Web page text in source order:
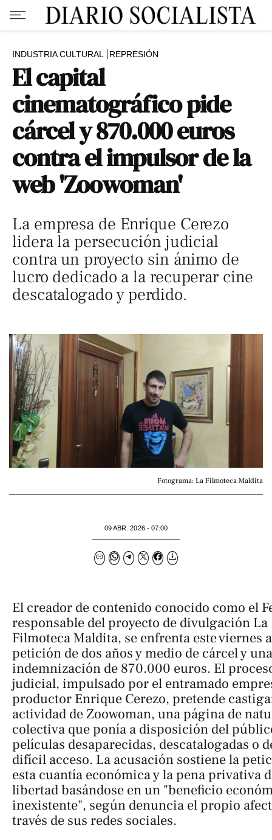
INDUSTRIA CULTURAL REPRESIÓN
El capital
cinematográfico pide
cárcel y 870.000 euros
contra el impulsor de la
web 'Zoowoman'
La empresa de Enrique Cerezo
lidera la persecución judicial
contra un proyecto sin ánimo de
lucro dedicado a la recuperar cine
descatalogado y perdido.
Fotograma: La Filmoteca Maldita
09 ABR. 2026 - 07:00
El creador de contenido conocido como el
responsable del proyecto de divulgación La
Filmoteca Maldita, se enfrenta este viernes
petición de dos años y medio de cárcel y una
indemnización de 870.000 euros. El
judicial, impulsado por el entramado
productor Enrique Cerezo, pretende
actividad deZoowoman, una página de
colectiva que ponía a disposición del
películas desaparecidas, descatalogadas o
difícil acceso. La acusación sostiene la
esta cuantía económica y la pena privativa
libertad basándose en un "beneficio
inexistente", según denuncia el propio
través de sus redes sociales.